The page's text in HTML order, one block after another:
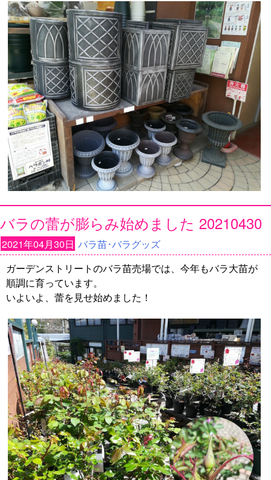
バラの蕾が膨らみ始めました 20210430
2021年04月30日 バラ苗･バラグッズ
ガーデンストリートのバラ苗売場では、今年もバラ大苗が
順調に育っています。
いよいよ、蕾を見せ始めました！